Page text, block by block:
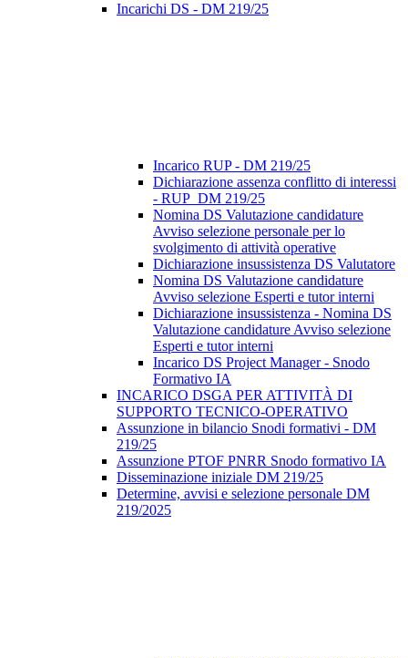
Incarichi DS - DM 219/25
Incarico RUP - DM 219/25
Dichiarazione assenza conflitto di interessi
- RUP_DM 219/25
Nomina DS Valutazione candidature
Avviso selezione personale per lo
svolgimento di attività operative
Dichiarazione insussistenza DS Valutatore
Nomina DS Valutazione candidature
Avviso selezione Esperti e tutor interni
Dichiarazione insussistenza - Nomina DS
Valutazione candidature Avviso selezione
Esperti e tutor interni
Incarico DS Project Manager - Snodo
Formativo IA
INCARICO DSGA PER ATTIVITÀ DI
SUPPORTO TECNICO-OPERATIVO
Assunzione in bilancio Snodi formativi - DM
219/25
Assunzione PTOF PNRR Snodo formativo IA
Disseminazione iniziale DM 219/25
Determine, avvisi e selezione personale DM
219/2025